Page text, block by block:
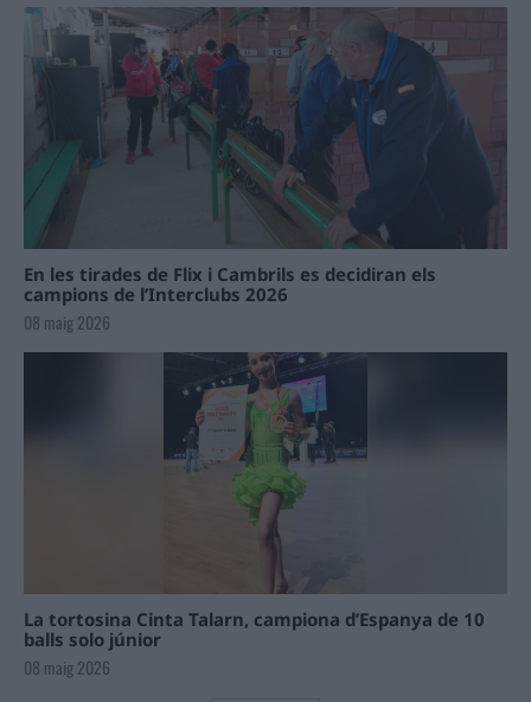
En les tirades de Flix i Cambrils es decidiran els
campions de l’Interclubs 2026
08 maig 2026
La tortosina Cinta Talarn, campiona d’Espanya de 10
balls solo júnior
08 maig 2026